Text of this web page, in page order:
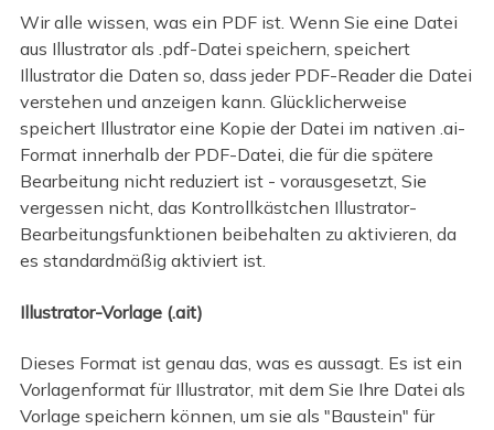
Wir alle wissen, was ein PDF ist. Wenn Sie eine Datei
aus Illustrator als .pdf-Datei speichern, speichert
Illustrator die Daten so, dass jeder PDF-Reader die Datei
verstehen und anzeigen kann. Glücklicherweise
speichert Illustrator eine Kopie der Datei im nativen .ai-
Format innerhalb der PDF-Datei, die für die spätere
Bearbeitung nicht reduziert ist - vorausgesetzt, Sie
vergessen nicht, das Kontrollkästchen Illustrator-
Bearbeitungsfunktionen beibehalten zu aktivieren, da
es standardmäßig aktiviert ist.
Illustrator-Vorlage (.ait)
Dieses Format ist genau das, was es aussagt. Es ist ein
Vorlagenformat für Illustrator, mit dem Sie Ihre Datei als
Vorlage speichern können, um sie als "Baustein" für